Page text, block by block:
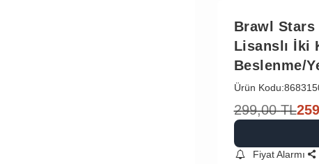
Brawl Stars
Lisanslı İki
Beslenme/
Ürün Kodu:
299,00 TL
Fiyat Alarmı